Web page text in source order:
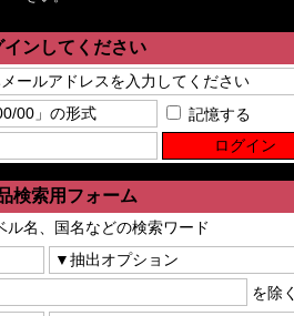
ンしてください
記憶する
検索用フォーム
ル名、国名などの検索ワード
を除く